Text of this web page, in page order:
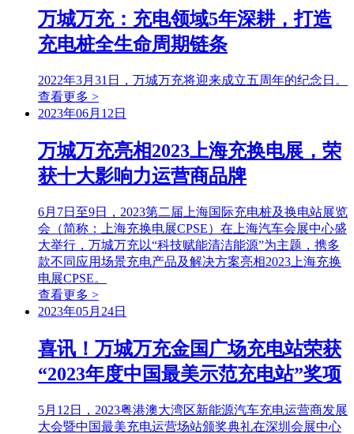
万城万充：充电领域5年深耕，打造
充电桩全生命周期链条
2022年3月31日，万城万充将迎来成立五周年的纪念日。
查看更多 >
2023年06月12日
万城万充亮相2023上海充换电展，荣
获十大影响力运营商品牌
6月7日至9日，2023第二届上海国际充电桩及换电站展览
会（简称：上海充换电展CPSE）在上海汽车会展中心盛
大举行，万城万充以“科技赋能清洁能源”为主题，携多
款不同应用场景充电产品及解决方案亮相2023上海充换
电展CPSE。
查看更多 >
2023年05月24日
喜讯！万城万充金国广场充电站荣获
“2023年度中国最美示范充电站”奖项
5月12日，2023粤港澳大湾区新能源汽车充电运营商发展
大会暨中国最美充电运营场站颁奖典礼在深圳会展中心